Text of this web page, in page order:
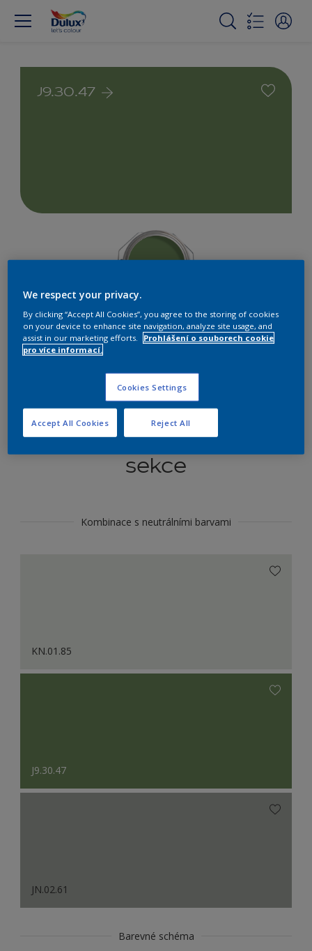
J9.30.47
Najít výrobek v tomto odstínu
Koordinovat barevné
sekce
Kombinace s neutrálními barvami
KN.01.85
J9.30.47
JN.02.61
Barevné schéma
We respect your privacy.
By clicking “Accept All Cookies”, you agree to the storing of cookies
on your device to enhance site navigation, analyze site usage, and
assist in our marketing efforts.
Prohlášení o souborech cookie
pro více informací.
Cookies Settings
Reject All
Accept All Cookies